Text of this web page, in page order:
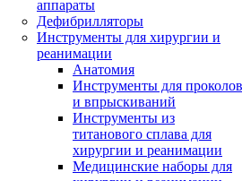
аппараты
Дефибрилляторы
Инструменты для хирургии и
реанимации
Анатомия
Инструменты для проколов
и впрыскиваний
Инструменты из
титанового сплава для
хирургии и реанимации
Медицинские наборы для